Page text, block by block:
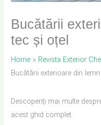
Bucătării
tec și oțel
Home
Revista Exterior
Bucătării exterioare din
Descoperiți mai multe
acest ghid complet.